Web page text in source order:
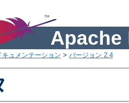
Apache
キュメンテーション > バージョン 2.4